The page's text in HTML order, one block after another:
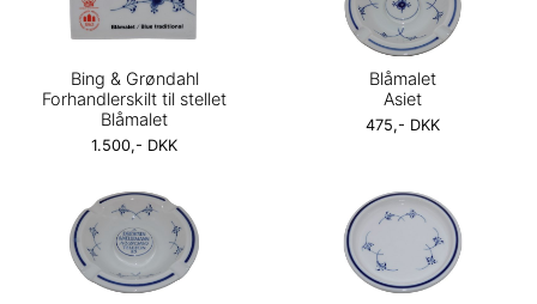
Bing & Grøndahl
Forhandlerskilt til stellet
Blåmalet
1.500,- DKK
Blåmalet
Asiet
475,- DKK